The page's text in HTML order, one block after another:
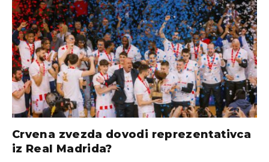
Crvena zvezda dovodi reprezentativca
iz Real Madrida?